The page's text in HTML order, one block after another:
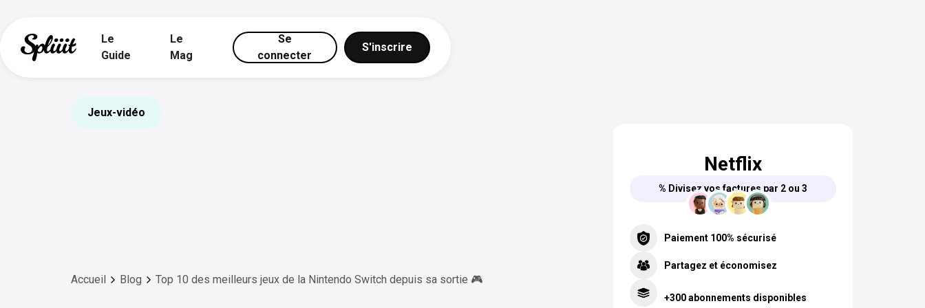
Le
Guide
Le
Mag
Se
connecter
S'inscrire
Jeux-vidéo
Accueil Blog Top 10 des meilleurs jeux de la Nintendo Switch depuis sa sortie 🎮
Netflix
% Divisez vos factures par 2 ou 3
Paiement 100% sécurisé
Partagez et économisez
+300 abonnements disponibles